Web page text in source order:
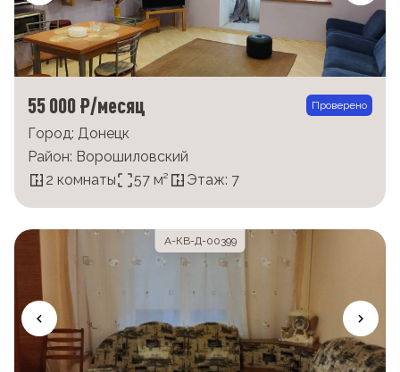
55 000 ₽/месяц Проверено
Город: Донецк
Район: Ворошиловский
2 комнаты
57 м² Этаж: 7
А-КВ-Д-00399